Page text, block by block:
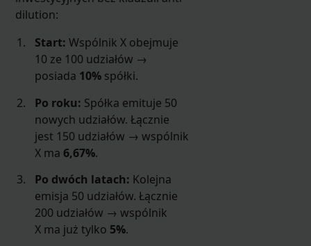
dilution:
Start: Wspólnik X obejmuje
10 ze 100 udziałów →
posiada 10% spółki.
Po roku: Spółka emituje 50
nowych udziałów. Łącznie
jest 150 udziałów → wspólnik
X ma 6,67%.
Po dwóch latach: Kolejna
emisja 50 udziałów. Łącznie
200 udziałów → wspólnik
X ma już tylko 5%.